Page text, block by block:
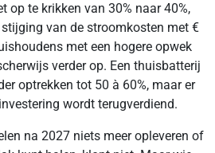
op te krikken van 30% naar 40%,
van de stroomkosten met €
met een hogere opwek
verder op. Een thuisbatterij
optrekken tot 50 à 60%, maar er
wordt terugverdiend.
na 2027 niets meer opleveren of